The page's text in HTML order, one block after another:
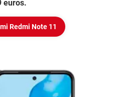
euros.
Redmi Note 11